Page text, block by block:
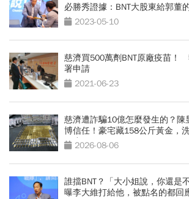
必勝秀證據：BNT大股東給郭董
2023-05-10
慈濟買500萬劑BNT原廠疫苗！
署申請
2021-06-23
慈濟遭詐騙10億怎麼發生的？陳
博信任！豪宅藏158公斤黃金，
回應了
2026-08-06
誰擋BNT？「大小姐說，你還是
曝李大維打給他，被點名的都回